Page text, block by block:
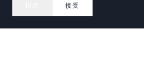
接受
我们只使用最优质的宝石和贵金
JEWELS作品不仅以其美丽迷人，而